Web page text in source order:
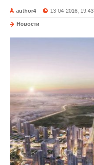
author4 13-04-2016, 19:43
Новости